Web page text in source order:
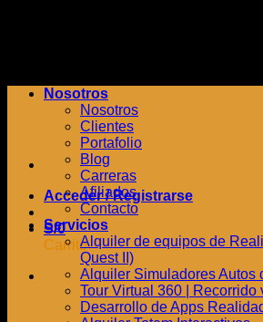
Acceder / Registrarse
S/0
Carrito
Nosotros
Nosotros
Clientes
Portafolio
Blog
Carreras
Afiliados
Contacto
Servicios
Alquiler de equipos de
Quest II)
Alquiler Simuladores Autos
Tour Virtual 360 | Recorrido
Desarrollo de Apps